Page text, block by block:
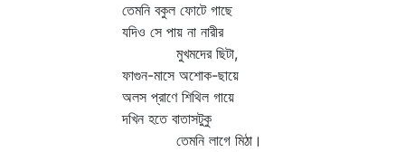
তেমনি বকুল ফোটে গাছে
যদিও সে পায় না নারীর
মুখমদের ছিটা,
ফাগুন-মাসে অশোক-ছায়ে
অলস প্রাণে শিথিল গায়ে
দখিন হতে বাতাসটুকু
তেমনি লাগে মিঠা।